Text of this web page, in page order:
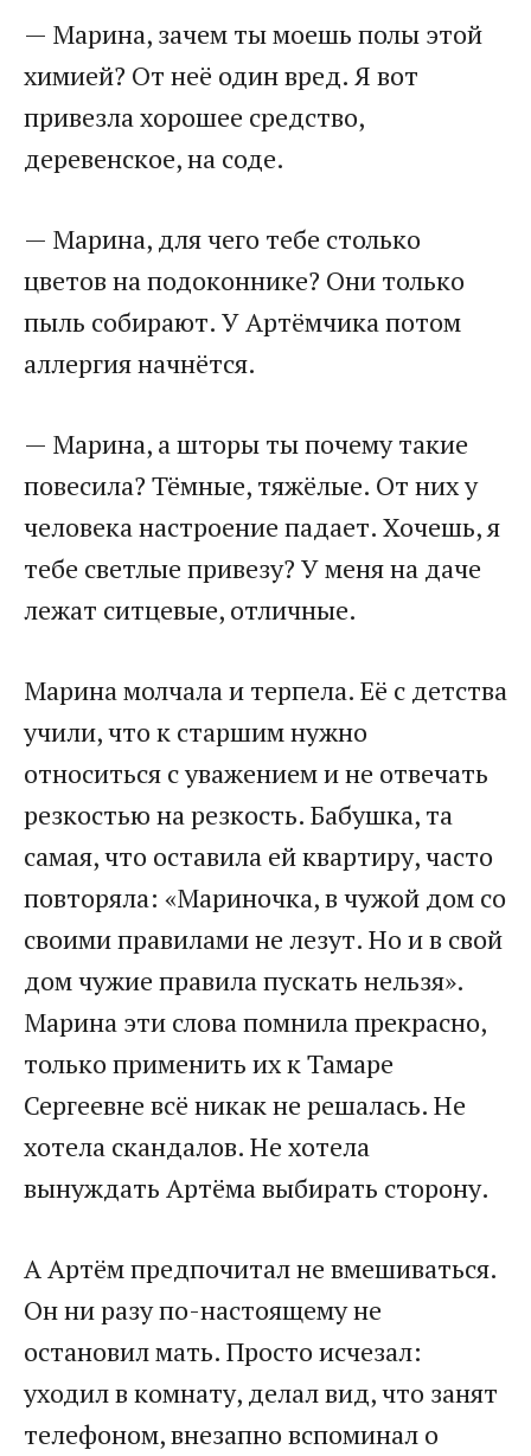
— Марина, зачем ты моешь полы этой
химией? От неё один вред. Я вот
привезла хорошее средство,
деревенское, на соде.
— Марина, для чего тебе столько
цветов на подоконнике? Они только
пыль собирают. У Артёмчика потом
аллергия начнётся.
— Марина, а шторы ты почему такие
повесила? Тёмные, тяжёлые. От них у
человека настроение падает. Хочешь, я
тебе светлые привезу? У меня на даче
лежат ситцевые, отличные.
Марина молчала и терпела. Её с детства
учили, что к старшим нужно
относиться с уважением и не отвечать
резкостью на резкость. Бабушка, та
самая, что оставила ей квартиру, часто
повторяла: «Мариночка, в чужой дом со
своими правилами не лезут. Но и в свой
дом чужие правила пускать нельзя».
Марина эти слова помнила прекрасно,
только применить их к Тамаре
Сергеевне всё никак не решалась. Не
хотела скандалов. Не хотела
вынуждать Артёма выбирать сторону.
А Артём предпочитал не вмешиваться.
Он ни разу по-настоящему не
остановил мать. Просто исчезал:
уходил в комнату, делал вид, что занят
телефоном, внезапно вспоминал о